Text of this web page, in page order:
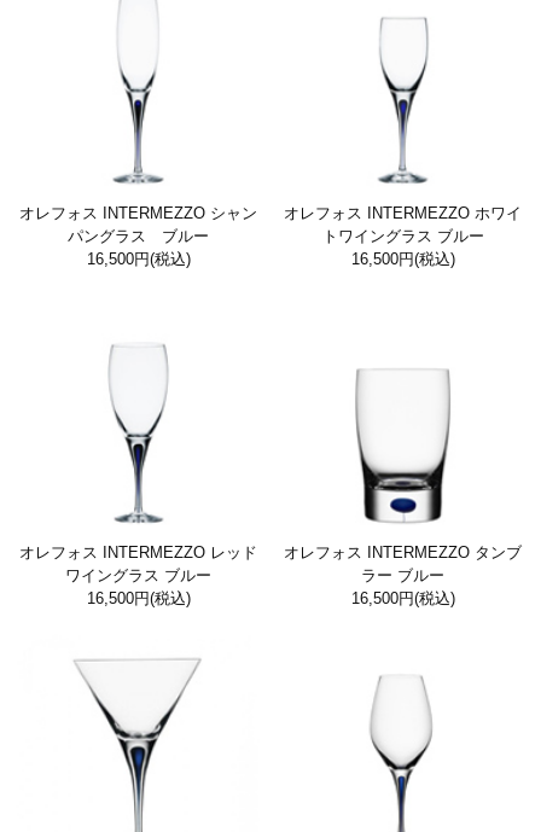
オレフォス INTERMEZZO シャン
パングラス ブルー
16,500円(税込)
オレフォス INTERMEZZO ホワイ
トワイングラス ブルー
16,500円(税込)
オレフォス INTERMEZZO レッド
ワイングラス ブルー
16,500円(税込)
オレフォス INTERMEZZO タンブ
ラー ブルー
16,500円(税込)